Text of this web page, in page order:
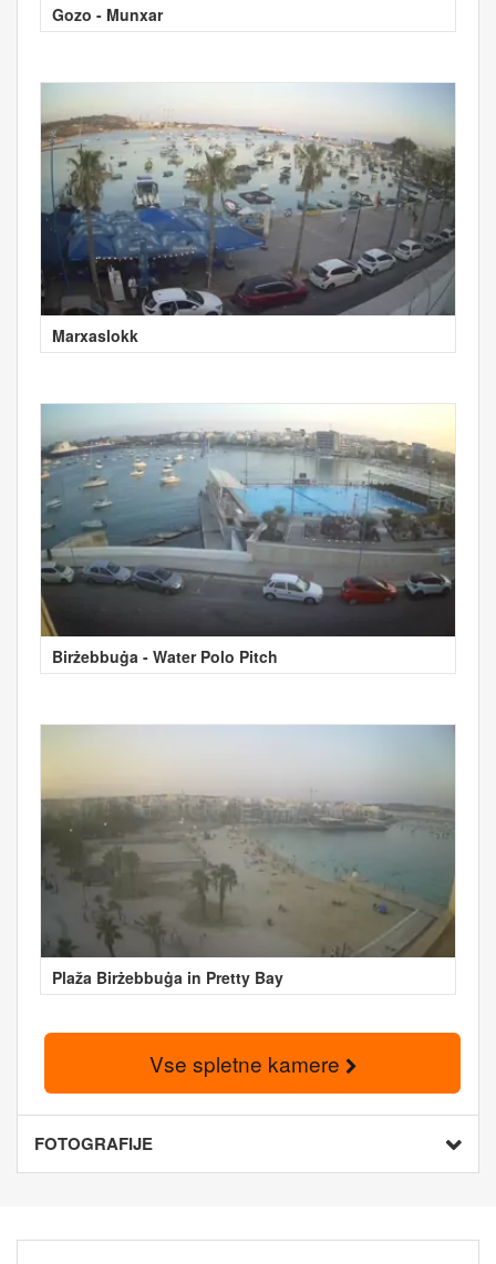
Gozo - Munxar
Marxaslokk
Birżebbuġa - Water Polo Pitch
Plaža Birżebbuġa in Pretty Bay
Vse spletne kamere
FOTOGRAFIJE